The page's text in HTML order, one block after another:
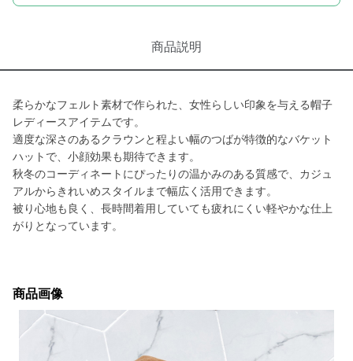
商品説明
柔らかなフェルト素材で作られた、女性らしい印象を与える帽子
レディースアイテムです。
適度な深さのあるクラウンと程よい幅のつばが特徴的なバケット
ハットで、小顔効果も期待できます。
秋冬のコーディネートにぴったりの温かみのある質感で、カジュ
アルからきれいめスタイルまで幅広く活用できます。
被り心地も良く、長時間着用していても疲れにくい軽やかな仕上
がりとなっています。
商品画像